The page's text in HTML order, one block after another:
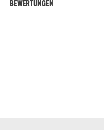
BEWERTUNGEN